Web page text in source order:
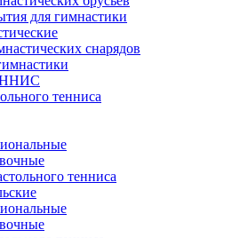
для гимнастики
снарядов
тенниса
тенниса